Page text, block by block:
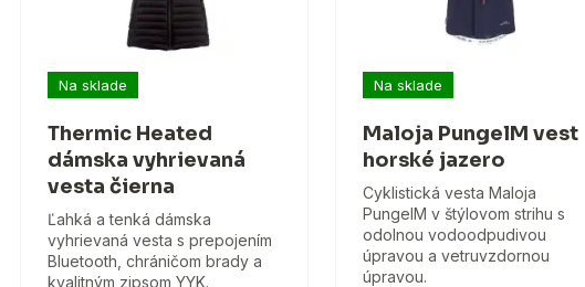
Na sklade
Thermic Heated
dámska vyhrievaná
vesta čierna
Ľahká a tenká dámska
vyhrievaná vesta s prepojením
Bluetooth, chráničom brady a
kvalitným zipsom YYK.
Na sklade
Maloja PungelM vest
horské jazero
Cyklistická vesta Maloja
PungelM v štýlovom strihu s
odolnou vodoodpudivou
úpravou a vetruvzdornou
úpravou.